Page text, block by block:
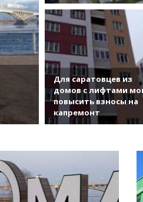
Для саратовцев из
домов с лифтами
повысить взносы на
капремонт